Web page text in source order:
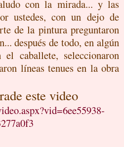
con la mirada... y las
ustedes, con un dejo de
de la pintura preguntaron
después de todo, en algún
el caballete, seleccionaron
líneas tenues en la obra
este video